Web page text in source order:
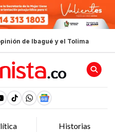
de Ibagué y el Tolima
Historias